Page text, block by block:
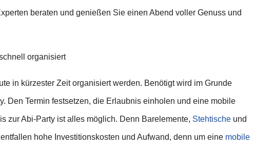
beraten und genießen Sie einen Abend voller Genuss und
organisiert
in kürzester Zeit organisiert werden. Benötigt wird im Grunde
Den Termin festsetzen, die Erlaubnis einholen und eine mobile
zur Abi-Party ist alles möglich. Denn Barelemente, Stehtische und
hohe Investitionskosten und Aufwand, denn um eine mobile